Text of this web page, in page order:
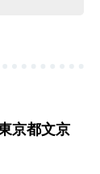
京都文京